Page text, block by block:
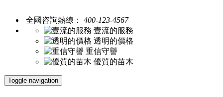
全國咨詢熱線： 400-123-4567
壹流的服務
透明的價格
重信守譽
優質的苗木
Toggle navigation